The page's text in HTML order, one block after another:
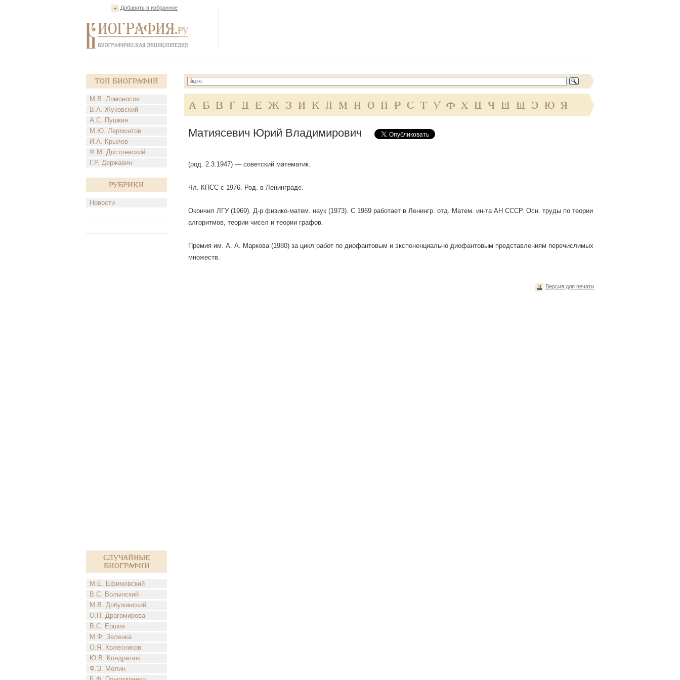
Добавить в избранное
Топ Биографий
М.В. Ломоносов
В.А. Жуковский
А.С. Пушкин
М.Ю. Лермонтов
И.А. Крылов
Ф.М. Достоевский
Г.Р. Державин
Рубрики
Новости
Случайные
биографии
М.Е. Ефимовский
В.С. Волынский
М.В. Добужинский
О.П. Драгомирова
В.С. Ершов
М.Ф. Зеленка
О.Я. Колесников
Ю.В. Кондратюк
Ф.Э. Молин
А Б В Г Д Е Ж З И К Л М Н О П Р С Т У Ф Х Ц Ч Ш Щ Э Ю Я
Матиясевич Юрий Владимирович
(род. 2.3.1947) — советский математик.
Чл. КПСС с 1976. Род. в Ленинграде.
Окончил ЛГУ (1969). Д-р физико-матем. наук (1973). С 1969 работает в Ленингр. отд. Матем. ин-та АН СССР. Осн. труды по теории
алгоритмов, теории чисел и теории графов.
Премия им. А. А. Маркова (1980) за цикл работ по диофантовым и экспоненциально диофантовым представлениям перечислимых
множеств.
Версия для печати